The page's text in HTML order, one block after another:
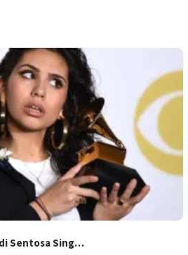
Sentosa Sing…